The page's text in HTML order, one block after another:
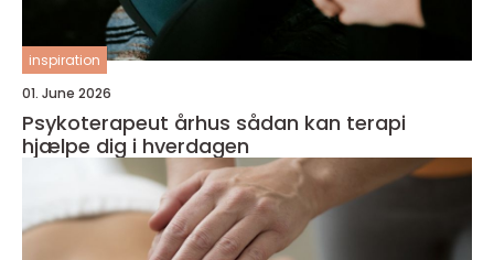
inspiration
01. June 2026
Psykoterapeut århus sådan kan terapi
hjælpe dig i hverdagen